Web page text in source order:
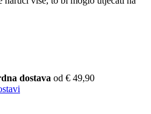
dostava od € 49,90